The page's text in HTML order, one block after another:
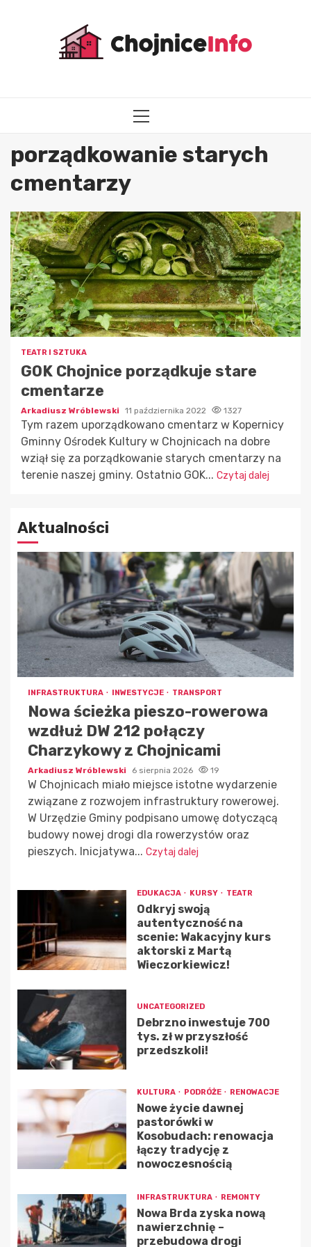
MENU
porządkowanie starych
cmentarzy
TEATR I SZTUKA
GOK Chojnice porządkuje stare
cmentarze
Arkadiusz Wróblewski 11 października 2022 1327
Tym razem uporządkowano cmentarz w Kopernicy
Gminny Ośrodek Kultury w Chojnicach na dobre
wziął się za porządkowanie starych cmentarzy na
terenie naszej gminy. Ostatnio GOK... Czytaj dalej
Aktualności
INFRASTRUKTURA INWESTYCJE TRANSPORT
Nowa ścieżka pieszo-rowerowa
wzdłuż DW 212 połączy
Charzykowy z Chojnicami
Arkadiusz Wróblewski 6 sierpnia 2026 19
W Chojnicach miało miejsce istotne wydarzenie
związane z rozwojem infrastruktury rowerowej.
W Urzędzie Gminy podpisano umowę dotyczącą
budowy nowej drogi dla rowerzystów oraz
pieszych. Inicjatywa... Czytaj dalej
EDUKACJA KURSY TEATR
Odkryj swoją
autentyczność na
scenie: Wakacyjny kurs
aktorski z Martą
Wieczorkiewicz!
UNCATEGORIZED
Debrzno inwestuje 700
tys. zł w przyszłość
przedszkoli!
KULTURA PODRÓŻE RENOWACJE
Nowe życie dawnej
pastorówki w
Kosobudach: renowacja
łączy tradycję z
nowoczesnością
INFRASTRUKTURA REMONTY
Nowa Brda zyska nową
nawierzchnię –
przebudowa drogi